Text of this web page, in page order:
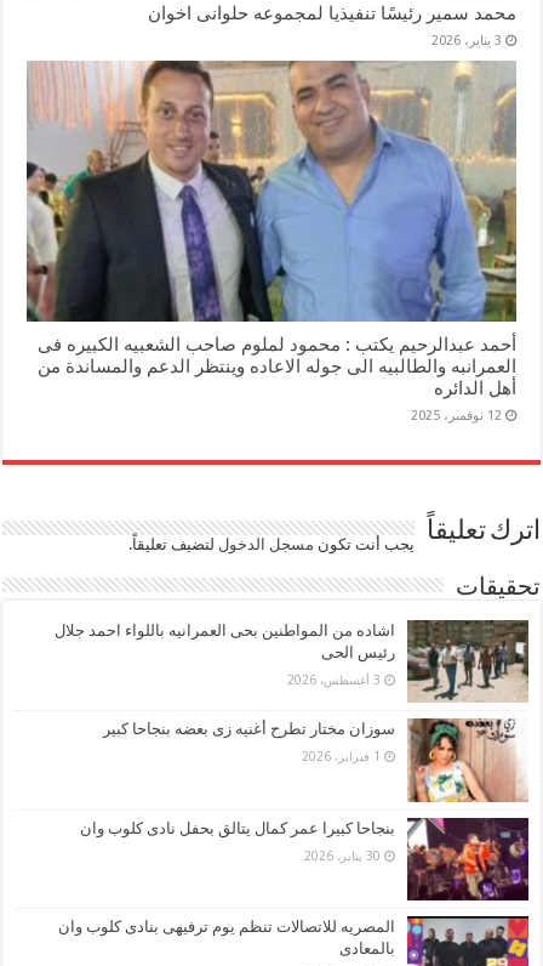
محمد سمير رئيسًا تنفيذيا لمجموعه حلوانى اخوان
3 يناير، 2026
أحمد عبدالرحيم يكتب : محمود لملوم صاحب الشعبيه الكبيره فى
العمرانبه والطالبيه الى جوله الاعاده وينتظر الدعم والمساندة من
أهل الدائره
12 نوفمبر، 2025
اترك تعليقاً يجب أنت تكون مسجل الدخول لتضيف تعليقاً.
تحقيقات
اشاده من المواطنين بحى العمرانيه باللواء احمد جلال
رئيس الحى
3 أغسطس، 2026
سوزان مختار تطرح أغنيه زى بعضه بنجاحا كبير
1 فبراير، 2026
بنجاحا كبيرا عمر كمال يتالق بحفل نادى كلوب وان
30 يناير، 2026
المصريه للاتصالات تنظم يوم ترفيهى بنادى كلوب وان
بالمعادى